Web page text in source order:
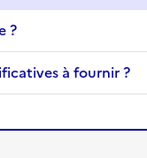
?
à fournir ?